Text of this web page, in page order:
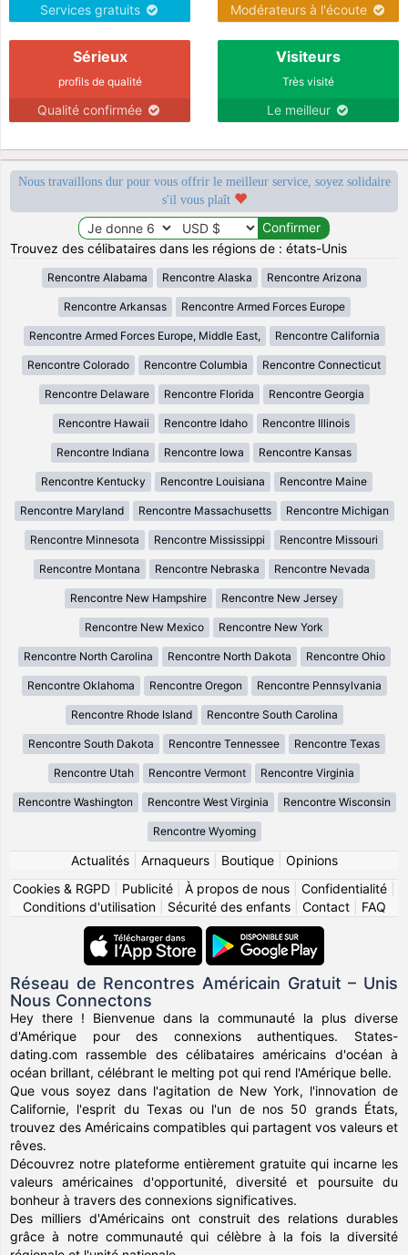
Services gratuits Modérateurs à l'écoute
Sérieux
profils de qualité
Qualité confirmée
Visiteurs
Très visité
Le meilleur
Nous travaillons dur pour vous offrir le meilleur service, soyez solidaire
s'il vous plaît
Trouvez des célibataires dans les régions de : états-Unis
Rencontre Alabama Rencontre Alaska Rencontre Arizona
Rencontre Arkansas Rencontre Armed Forces Europe
Rencontre Armed Forces Europe, Middle East, Rencontre California
Rencontre Colorado Rencontre Columbia Rencontre Connecticut
Rencontre Delaware Rencontre Florida Rencontre Georgia
Rencontre Hawaii Rencontre Idaho Rencontre Illinois
Rencontre Indiana Rencontre Iowa Rencontre Kansas
Rencontre Kentucky Rencontre Louisiana Rencontre Maine
Rencontre Maryland Rencontre Massachusetts Rencontre Michigan
Rencontre Minnesota Rencontre Mississippi Rencontre Missouri
Rencontre Montana Rencontre Nebraska Rencontre Nevada
Rencontre New Hampshire Rencontre New Jersey
Rencontre New Mexico Rencontre New York
Rencontre North Carolina Rencontre North Dakota Rencontre Ohio
Rencontre Oklahoma Rencontre Oregon Rencontre Pennsylvania
Rencontre Rhode Island Rencontre South Carolina
Rencontre South Dakota Rencontre Tennessee Rencontre Texas
Rencontre Utah Rencontre Vermont Rencontre Virginia
Rencontre Washington Rencontre West Virginia Rencontre Wisconsin
Rencontre Wyoming
Actualités| Arnaqueurs| Boutique| Opinions
Cookies & RGPD
Publicité À propos de nous Confidentialité
Conditions d'utilisation| Sécurité des enfants| Contact| FAQ
Réseau de Rencontres Américain Gratuit – Unis
Nous Connectons
Hey there ! Bienvenue dans la communauté la plus diverse
d'Amérique pour des connexions authentiques. States-
dating.com rassemble des célibataires américains d'océan à
océan brillant, célébrant le melting pot qui rend l'Amérique belle.
Que vous soyez dans l'agitation de New York, l'innovation de
Californie, l'esprit du Texas ou l'un de nos 50 grands États,
trouvez des Américains compatibles qui partagent vos valeurs et
rêves.
Découvrez notre plateforme entièrement gratuite qui incarne les
valeurs américaines d'opportunité, diversité et poursuite du
bonheur à travers des connexions significatives.
Des milliers d'Américains ont construit des relations durables
grâce à notre communauté qui célèbre à la fois la diversité